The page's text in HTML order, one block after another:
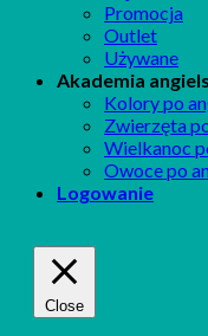
Promocja
Outlet
Używane
Akademia
Kolory po
Zwierzęta
Wielkanoc
Owoce po
Logowanie
Close